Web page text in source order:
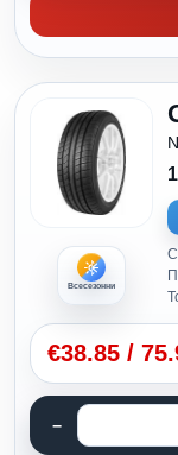
Всесезонни
€38.85 /